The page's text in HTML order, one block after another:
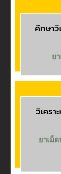
ศึกษาวิ
ย
วิเคร
ยาเม็